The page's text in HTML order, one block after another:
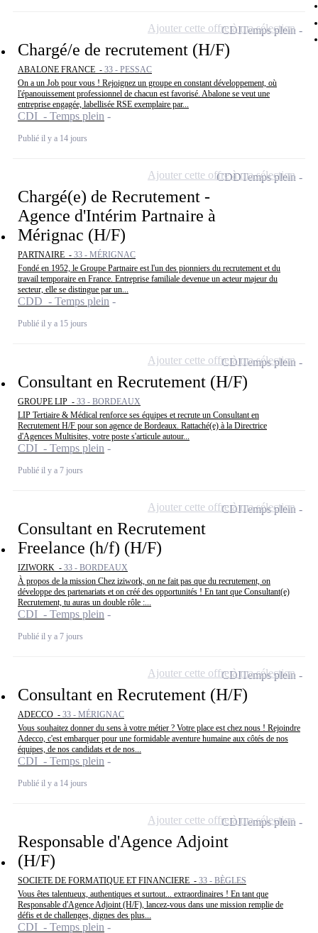
Chargé/e de recrutement (H/F)
ABALONE FRANCE - 33 - PESSAC
On a un Job pour vous ! Rejoignez un groupe en constant développement, où
l'épanouissement professionnel de chacun est favorisé. Abalone se veut une
entreprise engagée, labellisée RSE exemplaire par...
CDI - Temps plein
Publié il y a 14 jours
CDITemps plein
Ajouter cette offre à ma sélection
Chargé(e) de Recrutement -
Agence d'Intérim Partnaire à
Mérignac (H/F)
PARTNAIRE - 33 - MÉRIGNAC
Fondé en 1952, le Groupe Partnaire est l'un des pionniers du recrutement et du
travail temporaire en France. Entreprise familiale devenue un acteur majeur du
secteur, elle se distingue par un...
CDD - Temps plein
Publié il y a 15 jours
CDDTemps plein
Ajouter cette offre à ma sélection
Consultant en Recrutement (H/F)
GROUPE LIP - 33 - BORDEAUX
LIP Tertiaire & Médical renforce ses équipes et recrute un Consultant en
Recrutement H/F pour son agence de Bordeaux. Rattaché(e) à la Directrice
d'Agences Multisites, votre poste s'articule autour...
CDI - Temps plein
Publié il y a 7 jours
CDITemps plein
Ajouter cette offre à ma sélection
Consultant en Recrutement
Freelance (h/f) (H/F)
IZIWORK - 33 - BORDEAUX
À propos de la mission Chez iziwork, on ne fait pas que du recrutement, on
développe des partenariats et on créé des opportunités ! En tant que Consultant(e)
Recrutement, tu auras un double rôle :...
CDI - Temps plein
Publié il y a 7 jours
CDITemps plein
Ajouter cette offre à ma sélection
Consultant en Recrutement (H/F)
ADECCO - 33 - MÉRIGNAC
Vous souhaitez donner du sens à votre métier ? Votre place est chez nous ! Rejoindre
Adecco, c'est embarquer pour une formidable aventure humaine aux côtés de nos
équipes, de nos candidats et de nos...
CDI - Temps plein
Publié il y a 14 jours
CDITemps plein
Ajouter cette offre à ma sélection
Responsable d'Agence Adjoint
(H/F)
SOCIETE DE FORMATIQUE ET FINANCIERE - 33 - BÈGLES
Vous êtes talentueux, authentiques et surtout... extraordinaires ! En tant que
Responsable d'Agence Adjoint (H/F), lancez-vous dans une mission remplie de
défis et de challenges, dignes des plus...
CDI - Temps plein
CDITemps plein
Ajouter cette offre à ma sélection